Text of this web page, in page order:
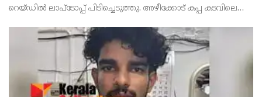
റെയ്ഡിൽ ലാപ്ടോപ്പ് പിടിച്ചെടുത്തു. അഴീക്കോട് കപ്പ കടവിലെ